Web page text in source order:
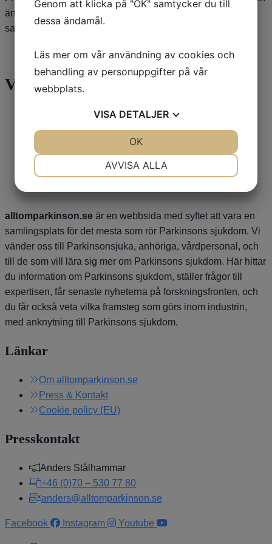
än annars, men tidigare studier har inte visat något tydligt
samband. /Dag Nyholm
Våra sponsorer
alltomparkinson.se är en webbsida med syftet att vara en
samlingsplats för det mesta som rör Parkinsons sjukdom. Vi
vänder oss till Parkinsonsjuka, anhöriga, vårdpersonal, och
till de som vill lära sig mer om Parkinsons sjukdom. Här hittar
du information om Parkinsons sjukdom, ställer frågor till
expertisen, får senaste nyheterna på forskningsfronten, och
du får också veta vilka framsteg som görs inom industrin,
med anknytning till Parkinsons sjukdom.
Länkar
Om alltomparkinson.se
Press & Kontakt
Cookie policy (EU)
Presskontakt
Anders Stålhammar
+46 (0)70 – 530 77 80
anders@alltomparkinson.se
Facebook Instagram Youtube
Genom att klicka på "OK" samtycker du till
dessa ändamål.
Läs mer om vår användning av cookies och
behandling av personuppgifter på vår
webbplats.
VISA DETALJER
AVVISA ALLA
OK